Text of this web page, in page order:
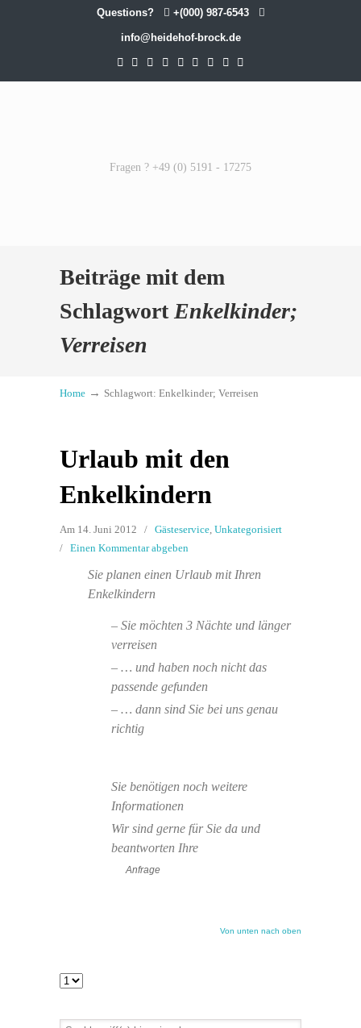
Questions? +(000) 987-6543
info@heidehof-brock.de
Fragen ? +49 (0) 5191 - 17275
Beiträge mit dem
Schlagwort Enkelkinder;
Verreisen
Home → Schlagwort: Enkelkinder; Verreisen
Urlaub mit den
Enkelkindern
Am 14. Juni 2012 / Gästeservice, Unkategorisiert
/ Einen Kommentar abgeben
Sie planen einen Urlaub mit Ihren
Enkelkindern
– Sie möchten 3 Nächte und länger
verreisen
– … und haben noch nicht das
passende gefunden
– … dann sind Sie bei uns genau
richtig
Sie benötigen noch weitere
Informationen
Wir sind gerne für Sie da und
beantworten Ihre
Anfrage
Von unten nach oben